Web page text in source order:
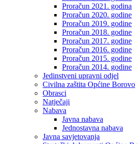
Proračun 2021. godina
Proračun 2020. godine
Proračun 2019. godine
Proračun 2018. godine
Proračun 2017. godine
Proračun 2016. godine
Proračun 2015. godine
Proračun 2014. godine
Jedinstveni upravni odjel
Civilna zaštita Općine Borovo
Obrasci
Natječaji
Nabava
Javna nabava
Jednostavna nabava
Javna savjetovanja